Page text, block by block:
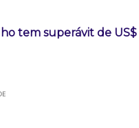
tem superávit de